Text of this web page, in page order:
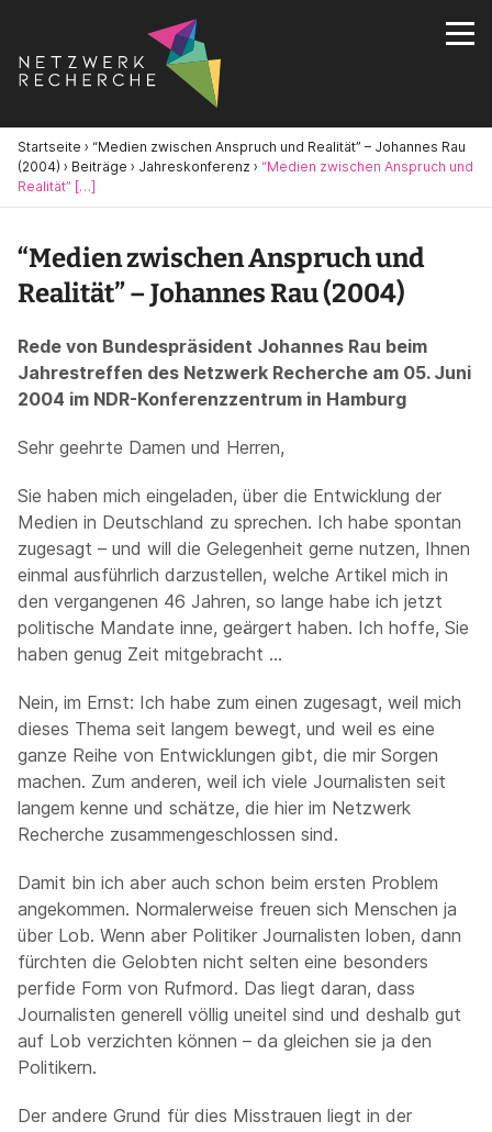
Startseite › “Medien zwischen Anspruch und Realität” – Johannes Rau
(2004) › Beiträge › Jahreskonferenz › “Medien zwischen Anspruch und
Realität” […]
“Medien zwischen Anspruch und
Realität” – Johannes Rau (2004)
Rede von Bundespräsident Johannes Rau beim
Jahrestreffen des Netzwerk Recherche am 05. Juni
2004 im NDR-Konferenzzentrum in Hamburg
Sehr geehrte Damen und Herren,
Sie haben mich eingeladen, über die Entwicklung der
Medien in Deutschland zu sprechen. Ich habe spontan
zugesagt – und will die Gelegenheit gerne nutzen, Ihnen
einmal ausführlich darzustellen, welche Artikel mich in
den vergangenen 46 Jahren, so lange habe ich jetzt
politische Mandate inne, geärgert haben. Ich hoffe, Sie
haben genug Zeit mitgebracht …
Nein, im Ernst: Ich habe zum einen zugesagt, weil mich
dieses Thema seit langem bewegt, und weil es eine
ganze Reihe von Entwicklungen gibt, die mir Sorgen
machen. Zum anderen, weil ich viele Journalisten seit
langem kenne und schätze, die hier im Netzwerk
Recherche zusammengeschlossen sind.
Damit bin ich aber auch schon beim ersten Problem
angekommen. Normalerweise freuen sich Menschen ja
über Lob. Wenn aber Politiker Journalisten loben, dann
fürchten die Gelobten nicht selten eine besonders
perfide Form von Rufmord. Das liegt daran, dass
Journalisten generell völlig uneitel sind und deshalb gut
auf Lob verzichten können – da gleichen sie ja den
Politikern.
Der andere Grund für dies Misstrauen liegt in der